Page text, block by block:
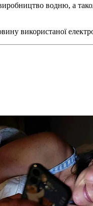
водню, а
використаної